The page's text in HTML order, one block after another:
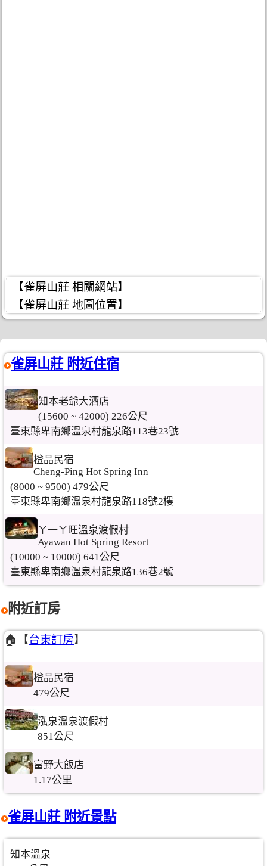
【雀屏山莊 相關網站】
【雀屏山莊 地圖位置】
雀屏山莊 附近住宿
知本老爺大酒店
(15600 ~ 42000) 226公尺
臺東縣卑南鄉溫泉村龍泉路113巷23號
橙品民宿
Cheng-Ping Hot Spring Inn
(8000 ~ 9500) 479公尺
臺東縣卑南鄉溫泉村龍泉路118號2樓
ㄚ一ㄚ旺溫泉渡假村
Ayawan Hot Spring Resort
(10000 ~ 10000) 641公尺
臺東縣卑南鄉溫泉村龍泉路136巷2號
附近訂房
🏠【台東訂房】
橙品民宿
479公尺
泓泉溫泉渡假村
851公尺
富野大飯店
1.17公里
雀屏山莊 附近景點
知本溫泉